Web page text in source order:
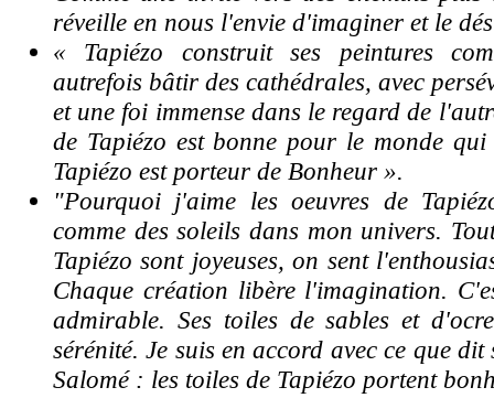
réveille en nous l'envie d'imaginer et le
« Tapiézo construit ses peintures
autrefois bâtir des cathédrales, avec
et une foi immense dans le regard de
de Tapiézo est bonne pour le monde
Tapiézo est porteur de Bonheur ».
"Pourquoi j'aime les oeuvres de
comme des soleils dans mon univers.
Tapiézo sont joyeuses, on sent
Chaque création libère l'imagination.
admirable. Ses toiles de sables et
sérénité. Je suis en accord avec ce que dit
Salomé : les toiles de Tapiézo portent